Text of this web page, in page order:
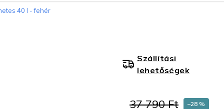
40 l - fehér
37 790 Ft –28 %
Szállítási
lehetőségek